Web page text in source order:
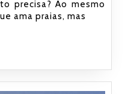
precisa? Ao mesmo
ama praias, mas